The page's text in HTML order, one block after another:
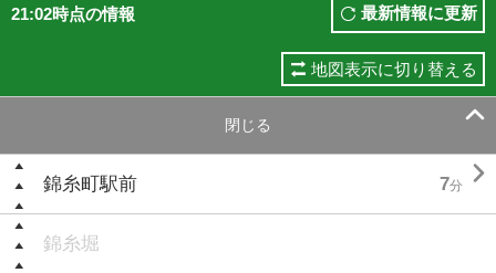
21:02時点の情報 最新情報に更新
地図表示に切り替える
閉じる 
錦糸町駅前 7分 
錦糸堀